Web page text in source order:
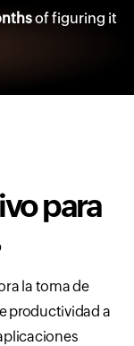
of figuring it
para
la toma de
productividad a